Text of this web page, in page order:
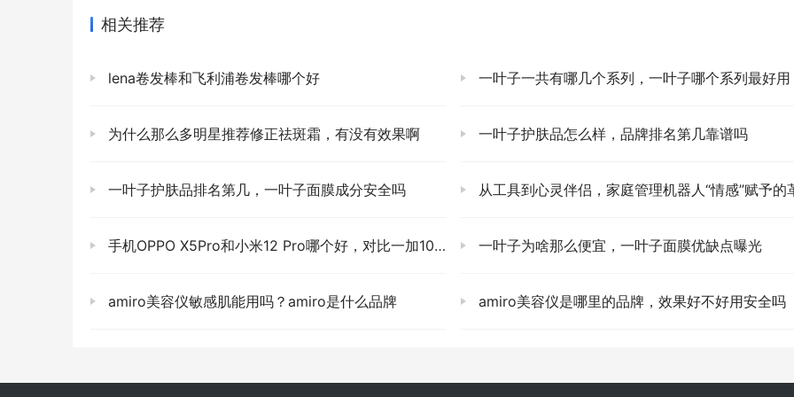
相关推荐
lena卷发棒和飞利浦卷发棒哪个好 一叶子一共有哪几个系列，一叶子哪个系列最好用
为什么那么多明星推荐修正祛斑霜，有没有效果啊 一叶子护肤品怎么样，品牌排名第几靠谱吗
一叶子护肤品排名第几，一叶子面膜成分安全吗 从工具到心灵伴侣，家庭管理机器人“情感”赋予的革新之
手机OPPO X5Pro和小米12 Pro哪个好，对比一加10 Pro有什么区别 一叶子为啥那么便宜，一叶子面膜优缺点曝光
amiro美容仪敏感肌能用吗？amiro是什么品牌 amiro美容仪是哪里的品牌，效果好不好用安全吗